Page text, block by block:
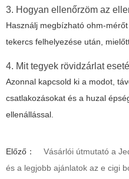
3. Hogyan ellenőrzöm az
Használj megbízható ohm-
tekercs felhelyezése után,
4. Mit tegyek rövidzárlat
Azonnal kapcsold ki a modot,
csatlakozásokat és a huzal
ellenállással.
Előző：
Vásárlói útmutató a
és a legjobb ajánlatok az e cigi